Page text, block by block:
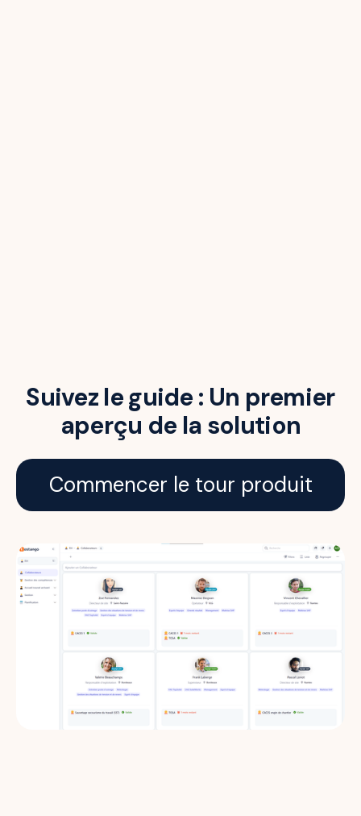
Suivez le guide : Un premier
aperçu de la solution
Commencer le tour produit